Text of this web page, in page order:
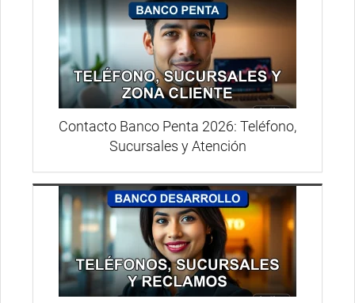
Contacto Banco Penta 2026: Teléfono,
Sucursales y Atención